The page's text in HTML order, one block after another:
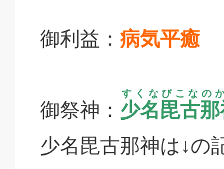
御利益： 病気平癒
御祭神： 少名毘古
すくなびこなの
少名毘古那神は↓の